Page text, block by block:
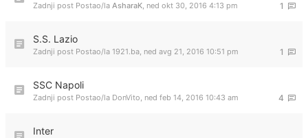
1
Zadnji post Postao/la AsharaK, ned okt 30, 2016 4:13 pm
S.S. Lazio
1
Zadnji post Postao/la 1921.ba, ned avg 21, 2016 10:51 pm
SSC Napoli
4
Zadnji post Postao/la DonVito, ned feb 14, 2016 10:43 am
Inter